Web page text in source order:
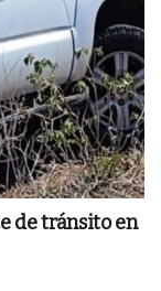
de tránsito en